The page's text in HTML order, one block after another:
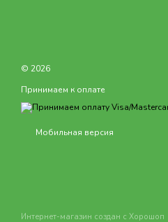
© 2026
Принимаем к оплате
Мобильная версия
Интернет-магазин создан с Хорошоп